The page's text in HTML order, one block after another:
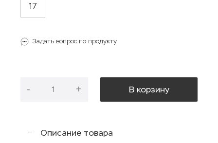
17
Задать вопрос по продукту
- + В корзину
Описание товара